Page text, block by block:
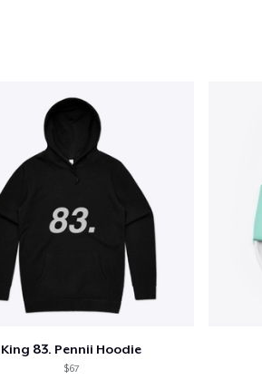
King 83. Pennii Hoodie
$67